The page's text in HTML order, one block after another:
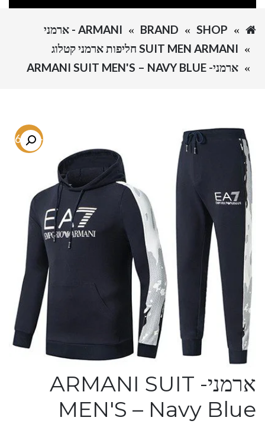
SHOP
BRAND
ARMANI - ארמני
SUIT MEN ARMANI חליפות ארמני קטלוג
ארמני- ARMANI SUIT MEN'S – NAVY BLUE
-66.8%
ארמני- ARMANI SUIT
MEN'S – Navy Blue